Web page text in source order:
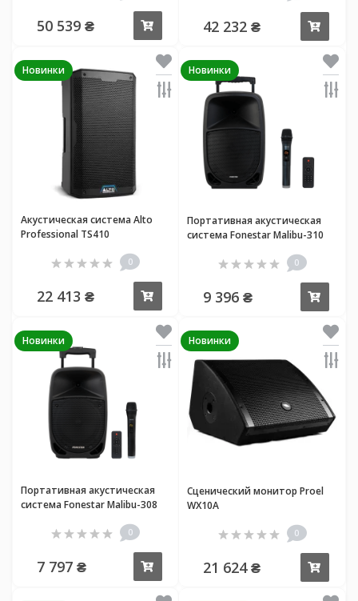
50 539 ₴ 42 232 ₴
Новинки
Акустическая система Alto
Professional TS410
0
22 413 ₴
Новинки
Портативная акустическая
система Fonestar Malibu-310
0
9 396 ₴
Новинки
Портативная акустическая
система Fonestar Malibu-308
0
7 797 ₴
Новинки
Сценический монитор Proel
WX10A
0
21 624 ₴